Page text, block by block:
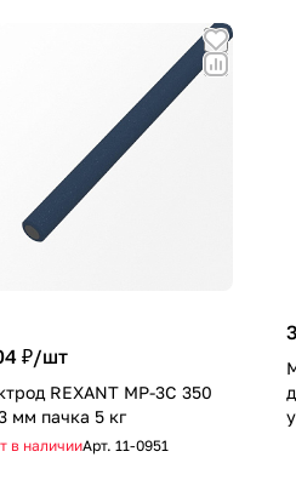
₽/шт
REXANT MP-3C 350
мм пачка 5 кг
в наличииАрт. 11-0951